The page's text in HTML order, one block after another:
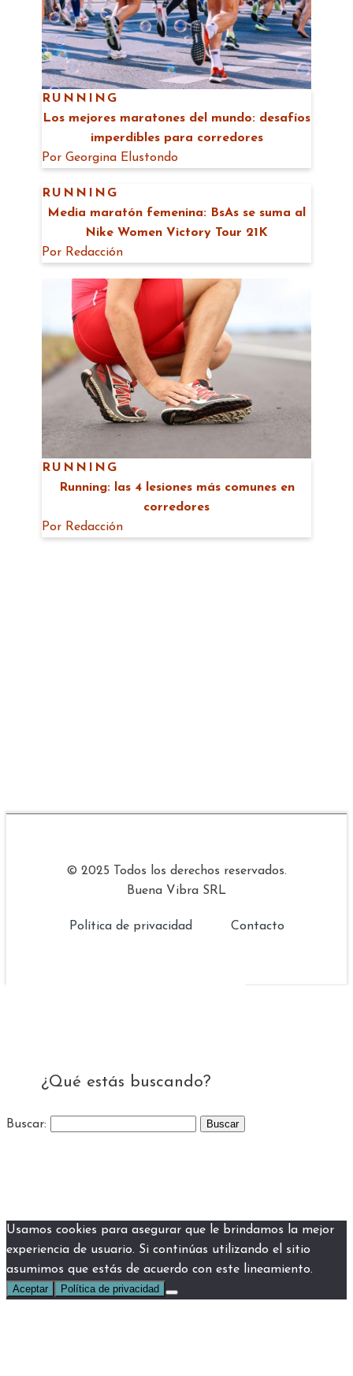
RUNNING
Los mejores maratones del mundo: desafíos
imperdibles para corredores
Por Georgina Elustondo
RUNNING
Media maratón femenina: BsAs se suma al
Nike Women Victory Tour 21K
Por Redacción
RUNNING
Running: las 4 lesiones más comunes en
corredores
Por Redacción
© 2025 Todos los derechos reservados.
Buena Vibra SRL
Política de privacidad Contacto
¿Qué estás buscando?
Buscar:
Usamos cookies para asegurar que le brindamos la mejor
experiencia de usuario. Si continúas utilizando el sitio
asumimos que estás de acuerdo con este lineamiento.
Aceptar Política de privacidad